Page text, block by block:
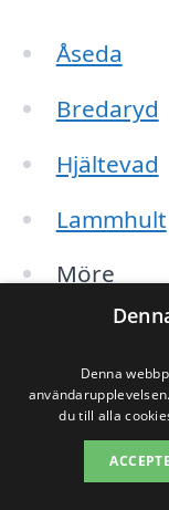
Åseda
Bredaryd
Hjältevad
Lammhult
Möre
Rottne
Växjö
Värnamo
Denna
du till alla